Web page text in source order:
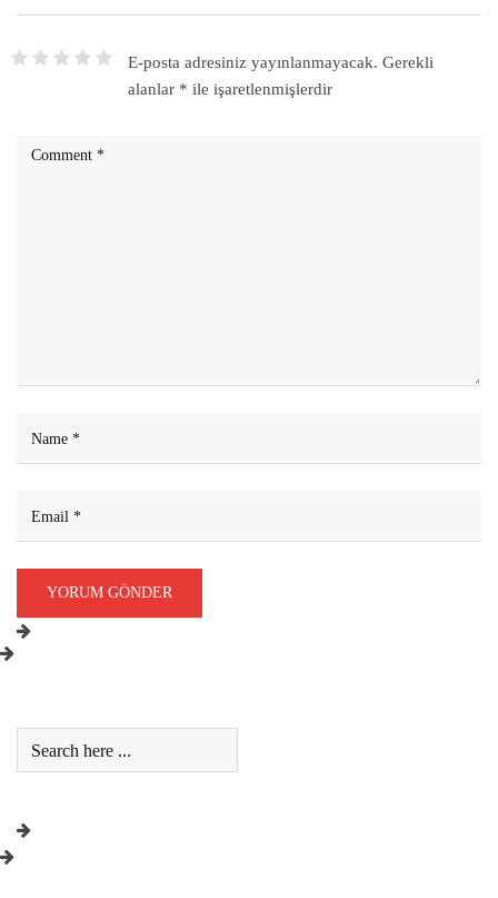
E-posta adresiniz yayınlanmayacak. Gerekli
alanlar * ile işaretlenmişlerdir